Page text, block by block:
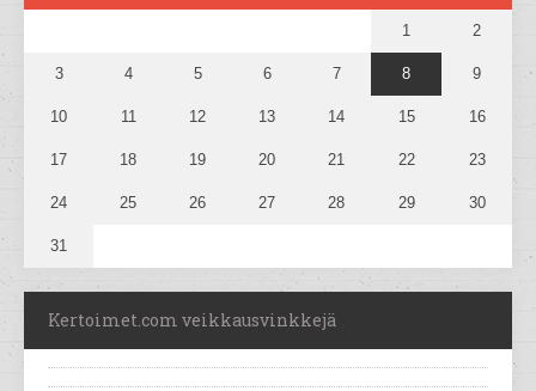
1 2
3 4 5 6 7 8 9
10 11 12 13 14 15 16
17 18 19 20 21 22 23
24 25 26 27 28 29 30
31
Kertoimet.com veikkausvinkkejä